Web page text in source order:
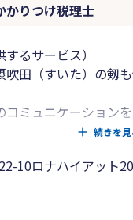
かりつけ税理士
るサービス）
田（すいた）の剱も
ミュニケーションを
かりつけ税理士」と
に発見しましょう。
業向け連絡ツール利
続きを見
10ロナハイアット